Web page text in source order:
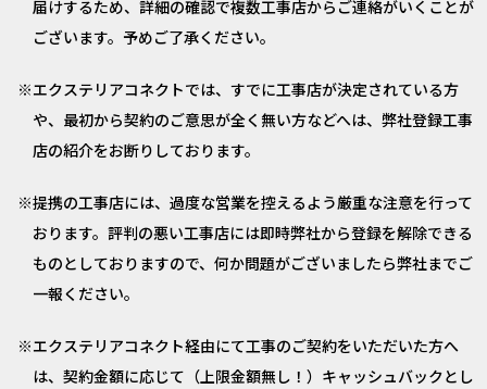
届けするため、詳細の確認で複数工事店からご連絡がいくことが
ございます。予めご了承ください。
エクステリアコネクトでは、すでに工事店が決定されている方
や、最初から契約のご意思が全く無い方などへは、弊社登録工事
店の紹介をお断りしております。
提携の工事店には、過度な営業を控えるよう厳重な注意を行って
おります。評判の悪い工事店には即時弊社から登録を解除できる
ものとしておりますので、何か問題がございましたら弊社までご
一報ください。
エクステリアコネクト経由にて工事のご契約をいただいた方へ
は、契約金額に応じて（上限金額無し！）キャッシュバックとし